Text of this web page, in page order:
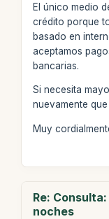
El único medio
crédito porque
basado en
aceptamos
bancarias.
Si necesita
nuevamente
Muy
Re:
noches